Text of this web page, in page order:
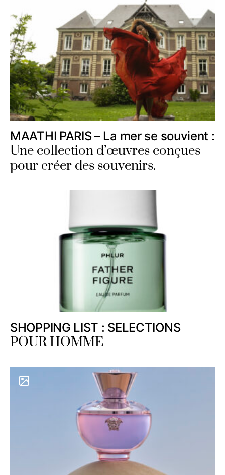
MAATHI PARIS – La mer se souvient :
Une collection d’œuvres conçues
pour créer des souvenirs.
SHOPPING LIST : SELECTIONS
POUR HOMME